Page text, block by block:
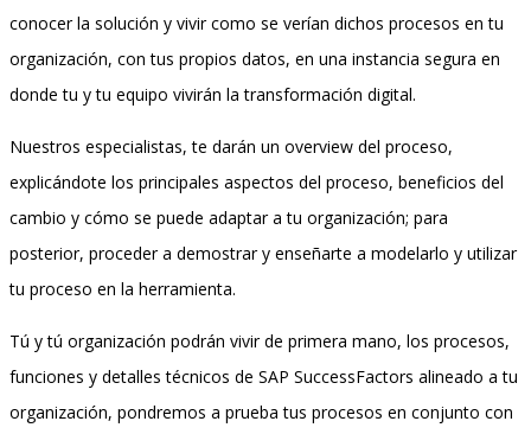
conocer la solución y vivir como se verían dichos procesos en tu
organización, con tus propios datos, en una instancia segura en
donde tu y tu equipo vivirán la transformación digital.
Nuestros especialistas, te darán un overview del proceso,
explicándote los principales aspectos del proceso, beneficios del
cambio y cómo se puede adaptar a tu organización; para
posterior, proceder a demostrar y enseñarte a modelarlo y utilizar
tu proceso en la herramienta.
Tú y tú organización podrán vivir de primera mano, los procesos,
funciones y detalles técnicos de SAP SuccessFactors alineado a tu
organización, pondremos a prueba tus procesos en conjunto con